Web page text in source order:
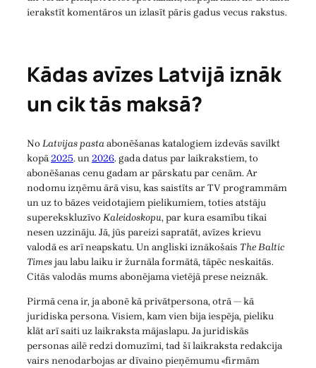
ierakstīt komentāros un izlasīt pāris gadus vecus rakstus.
Kādas avīzes Latvijā iznāk
un cik tās maksā?
NoLatvijas pastaabonēšanas katalogiem izdevās savilkt
kopā2025. un2026. gada datus par laikrakstiem, to
abonēšanas cenu gadam ar pārskatu par cenām. Ar
nodomu izņēmu ārā visu, kas saistīts ar TV programmām
un uz to bāzes veidotajiem pielikumiem, toties atstāju
superekskluzīvoKaleidoskopu, par kura esamību tikai
nesen uzzināju. Jā, jūs pareizi sapratāt, avīzes krievu
valodā es arī neapskatu. Un angliski iznākošais The Baltic
Timesjau labu laiku ir žurnāla formātā, tāpēc neskaitās.
Citās valodās mums abonējama vietējā prese neiznāk.
Pirmā cena ir, ja abonē kā privātpersona, otrā — kā
juridiska persona. Visiem, kam vien bija iespēja, pieliku
klāt arī saiti uz laikraksta mājaslapu. Ja juridiskās
personas ailē redzi domuzīmi, tad šī laikraksta redakcija
vairs nenodarbojas ar dīvaino pieņēmumu «firmām